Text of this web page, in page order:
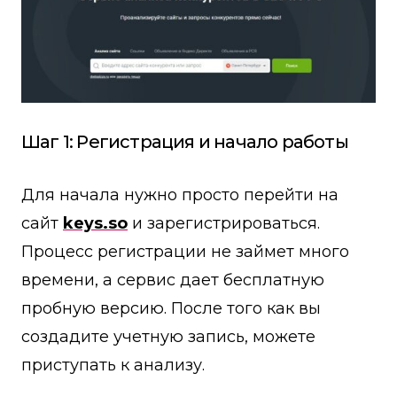
Шаг 1: Регистрация и начало работы
Для начала нужно просто перейти на
сайт keys.so и зарегистрироваться.
Процесс регистрации не займет много
времени, а сервис дает бесплатную
пробную версию. После того как вы
создадите учетную запись, можете
приступать к анализу.